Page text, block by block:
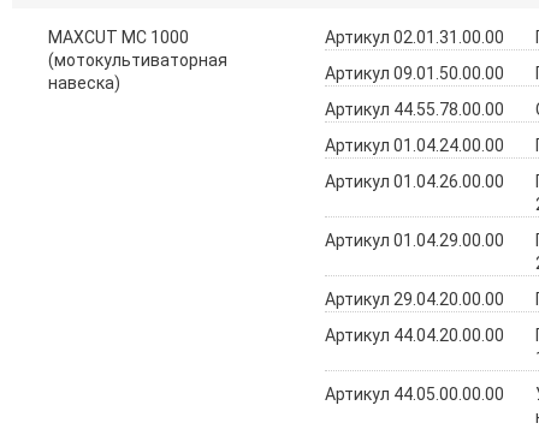
MAXCUT MC 1000
(мотокультиваторная
навеска)
Артикул 02.01.31.00.00
Артикул 09.01.50.00.00
Артикул 44.55.78.00.00
Артикул 01.04.24.00.00
Артикул 01.04.26.00.00
Артикул 01.04.29.00.00
Артикул 29.04.20.00.00
Артикул 44.04.20.00.00
Артикул 44.05.00.00.00